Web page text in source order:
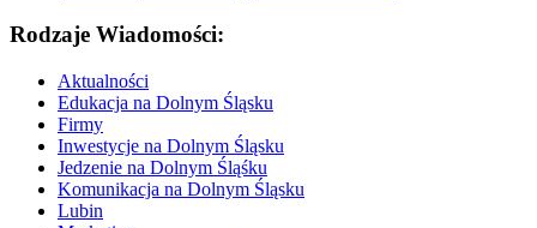
Rodzaje Wiadomości:
Aktualności
Edukacja na Dolnym Śląsku
Firmy
Inwestycje na Dolnym Śląsku
Jedzenie na Dolnym Śląśku
Komunikacja na Dolnym Śląsku
Lubin